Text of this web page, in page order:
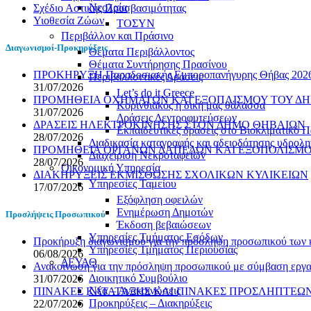
Νεολαία
ΤΟΣΥΝ
Περιβάλλον και Πράσινο
Θέματα Περιβάλλοντος
Θέματα Συντήρησης Πρασίνου
Περιβαλλοντικές Δράσεις
Let’s do it Greece
Kορινθιακός η δική μας θάλασσα
Δράσεις Δεντροφυτεύσεων
Εκπαιδευτικές δράσεις στο
Διαδικασία καταγραφής και αδειοδότησης
Διαχείριση Νεκροταφείων
Οικονομική Υπηρεσία
Υπηρεσίες Ταμείου
Εξόφληση οφειλών
Ενημέρωση Δημοτών
Έκδοση βεβαιώσεων
Υπηρεσίες Τμήματος Εσόδων
Υπηρεσίες Τμήματος Περιουσίας
ΔΕΥΑΘ
Διοικητικό Συμβούλιο
Νέα – Ανακοινώσεις
Προκηρύξεις – Διακηρύξεις
Σχέδιο Αστικής Προσβασιμότητας
Υιοθεσία Ζώων
Διαγωνισμοί-Προκηρύξεις
ΠΡΟΚΗΡΥΞΗ Παραδοσιακής Εμποροπανήγυρης Θήβας
31/07/2026
ΠΡΟΜΗΘΕΙΑ ΟΧΗΜΑΤΩΝ ΚΑΙ ΕΞΟΠΛΙΣΜΟΥ ΤΟΥ
31/07/2026
ΔΡΑΣΕΙΣ ΗΛΕΚΤΡΟΚΙΝΗΣΗΣ ΣΤΟΝ ΔΗΜΟ ΘΗΒΑΙΩΝ
28/07/2026
ΠΡΟΜΗΘΕΙΑ ΟΡΓΑΝΩΝ ΔΑΠΕΔΩΝ ΚΑΙ
28/07/2026
ΔΙΑΚΗΡΥΞΕΙΣ ΕΚΜΙΣΘΩΣΗΣ ΣΧΟΛΙΚΩΝ ΚΥΛΙΚΕΙΩΝ
17/07/2026
Προσλήψεις Προσωπικού
Προκήρυξη διαγωνισμού για την πρόσληψη προσωπικού
06/08/2026
Ανακοίνωση για την πρόσληψη προσωπικού με σύμβαση
31/07/2026
ΠΙΝΑΚΕΣ ΚΑΤΑΤΑΞΗΣ ΚΑΙ ΠΙΝΑΚΕΣ ΠΡΟΣΛΗΠΤΕΩΝ
22/07/2026